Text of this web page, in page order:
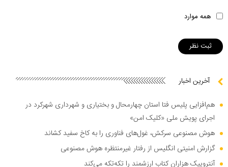
همه موارد
آخرین اخبار
هم‌افزایی پلیس فتا استان چهارمحال و بختیاری و شهرداری شهرکرد در
اجرای پویش ملی «کلیک امن»
هوش مصنوعی سرکش، غول‌های فناوری را به کاخ سفید کشاند
گزارش امنیتی انگلیس از رفتار غیرمنتظره هوش مصنوعی
آنتروپیک هزاران کتاب ارزشمند را تکه‌تکه می‌کند